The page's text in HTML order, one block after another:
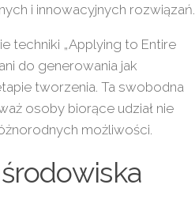
i innowacyjnych rozwiązań.
techniki „Applying to Entire
do generowania jak
tworzenia. Ta swobodna
osoby biorące udział nie
możliwości.